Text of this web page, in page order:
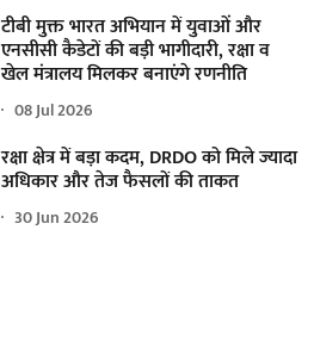
टीबी मुक्त भारत अभियान में युवाओं और
एनसीसी कैडेटों की बड़ी भागीदारी, रक्षा व
खेल मंत्रालय मिलकर बनाएंगे रणनीति
08 Jul 2026
रक्षा क्षेत्र में बड़ा कदम, DRDO को मिले ज्यादा
अधिकार और तेज फैसलों की ताकत
30 Jun 2026